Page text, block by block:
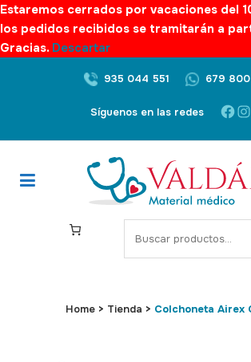
Estaremos cerrados por vacaciones del
los pedidos recibidos se tramitarán a
Gracias. Descartar
935 044 551 679
Síguenos en las redes
S
e
c
Home > Tienda > Colchoneta Airex